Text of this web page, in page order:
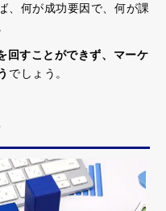
、何が成功要因で、何が課
回すことができず、マーケ
でしょう。